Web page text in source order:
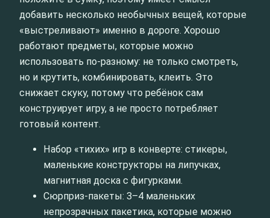
добавить несколько необычных вещей, которые
«выстреливают» именно в дороге. Хорошо
работают предметы, которые можно
использовать по-разному: не только смотреть,
но и крутить, комбинировать, клеить. Это
снижает скуку, потому что ребёнок сам
конструирует игру, а не просто потребляет
готовый контент.
Набор «тихих» игр в конверте: стикеры,
маленькие конструкторы на липучках,
магнитная доска с фигурками.
Сюрприз-пакеты: 3–4 маленьких
непрозрачных пакетика, которые можно